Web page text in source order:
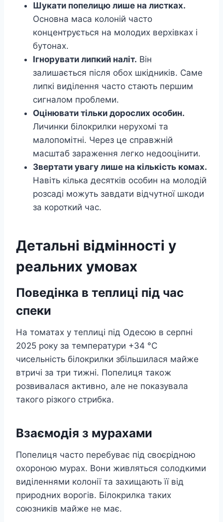
Шукати попелицю лише на листках.
Основна маса колоній часто
концентрується на молодих верхівках і
бутонах.
Ігнорувати липкий наліт. Він
залишається після обох шкідників. Саме
липкі виділення часто стають першим
сигналом проблеми.
Оцінювати тільки дорослих особин.
Личинки білокрилки нерухомі та
малопомітні. Через це справжній
масштаб зараження легко недооцінити.
Звертати увагу лише на кількість комах.
Навіть кілька десятків особин на молодій
розсаді можуть завдати відчутної шкоди
за короткий час.
Детальні відмінності у
реальних умовах
Поведінка в теплиці під час
спеки
На томатах у теплиці під Одесою в серпні
2025 року за температури +34 °C
чисельність білокрилки збільшилася майже
втричі за три тижні. Попелиця також
розвивалася активно, але не показувала
такого різкого стрибка.
Взаємодія з мурахами
Попелиця часто перебуває під своєрідною
охороною мурах. Вони живляться солодкими
виділеннями колонії та захищають її від
природних ворогів. Білокрилка таких
союзників майже не має.